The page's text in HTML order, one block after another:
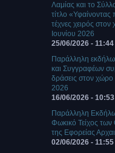
Λαμίας και το
τίτλο
τέχνες χειρός
Ιουνίου 2026
25/06/2026 - 11:44
Παράλληλη
και Συγγραφέων
δράσεις στον χώρο
2026
16/06/2026 - 10:53
Παράλληλη
Φωκικό Τείχος
της Εφορείας
02/06/2026 - 11:55